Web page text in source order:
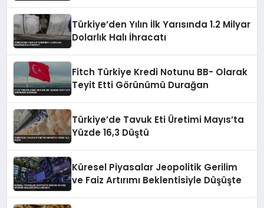
Türkiye’den Yılın İlk Yarısında 1.2 Milyar
Dolarlık Halı İhracatı
Fitch Türkiye Kredi Notunu BB- Olarak
Teyit Etti Görünümü Durağan
Türkiye’de Tavuk Eti Üretimi Mayıs’ta
Yüzde 16,3 Düştü
Küresel Piyasalar Jeopolitik Gerilim
ve Faiz Artırımı Beklentisiyle Düşüşte